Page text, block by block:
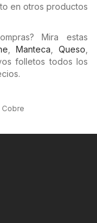
en otros productos
Mira estas
Manteca ,Queso
folletos todos los
Cobre